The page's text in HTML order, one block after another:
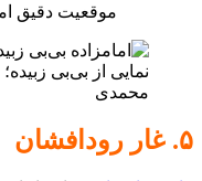
موقعیت دقیق
نمایی از بی‌بی
محمدی
۵. غار رودافشان